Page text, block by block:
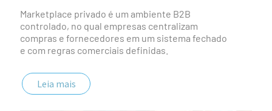
Marketplace privado é um ambiente B2B
controlado, no qual empresas centralizam
compras e fornecedores em um sistema fechado
e com regras comerciais definidas.
Leia mais